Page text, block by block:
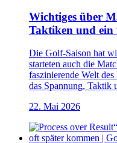
Wichtiges über
Taktiken und ein
Die Golf-Saison hat
starteten auch die
faszinierende Welt
das Spannung,
22. Mai 2026